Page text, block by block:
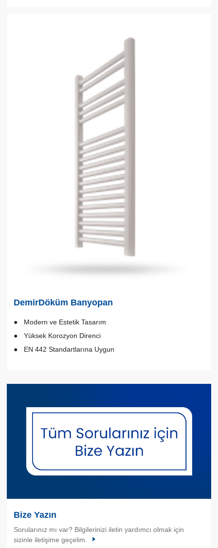
DemirDöküm Banyopan
Modern ve Estetik Tasarım
Yüksek Korozyon Direnci
EN 442 Standartlarına Uygun
Bize Yazın
Sorularınız mı var? Bilgilerinizi iletin yardımcı olmak için
sizinle iletişime geçelim.